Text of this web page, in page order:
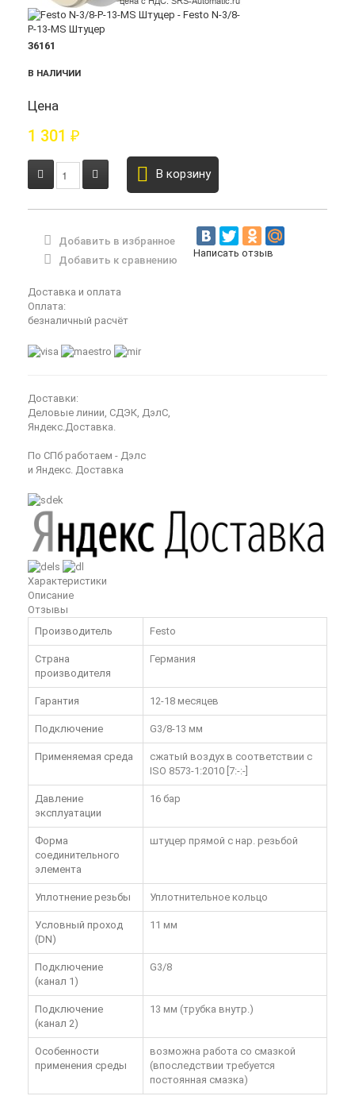
36161
В НАЛИЧИИ
Цена
1 301 ₽
В корзину
Добавить в избранное
Добавить к сравнению
Написать отзыв
Доставка и оплата
Оплата:
безналичный расчёт
Доставки:
Деловые линии, СДЭК, ДэлС,
Яндекс.Доставка.
По СПб работаем - Дэлс
и Яндекс. Доставка
Характеристики
Описание
Отзывы
Производитель
Festo
Страна
производителя
Германия
Гарантия 12-18 месяцев
Подключение G3/8-13 мм
Применяемая среда
сжатый воздух в соответствии с
ISO 8573-1:2010 [7:-:-]
Давление
эксплуатации
16 бар
Форма
соединительного
элемента
штуцер прямой с нар. резьбой
Уплотнение резьбы Уплотнительное кольцо
Условный проход
(DN)
11 мм
Подключение
(канал 1)
G3/8
Подключение
(канал 2)
13 мм (трубка внутр.)
Особенности
применения среды
возможна работа со смазкой
(впоследствии требуется
постоянная смазка)